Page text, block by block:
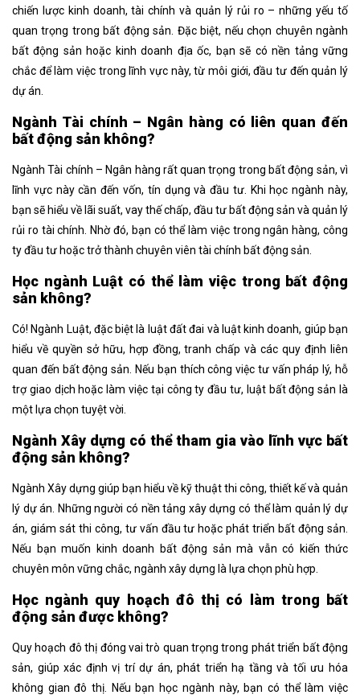
chiến lược kinh doanh, tài chính và quản lý rủi ro – những yếu tố
quan trọng trong bất động sản. Đặc biệt, nếu chọn chuyên ngành
bất động sản hoặc kinh doanh địa ốc, bạn sẽ có nền tảng vững
chắc để làm việc trong lĩnh vực này, từ môi giới, đầu tư đến quản lý
dự án.
Ngành Tài chính – Ngân hàng có liên quan đến
bất động sản không?
Ngành Tài chính – Ngân hàng rất quan trọng trong bất động sản, vì
lĩnh vực này cần đến vốn, tín dụng và đầu tư. Khi học ngành này,
bạn sẽ hiểu về lãi suất, vay thế chấp, đầu tư bất động sản và quản lý
rủi ro tài chính. Nhờ đó, bạn có thể làm việc trong ngân hàng, công
ty đầu tư hoặc trở thành chuyên viên tài chính bất động sản.
Học ngành Luật có thể làm việc trong bất động
sản không?
Có! Ngành Luật, đặc biệt là luật đất đai và luật kinh doanh, giúp bạn
hiểu về quyền sở hữu, hợp đồng, tranh chấp và các quy định liên
quan đến bất động sản. Nếu bạn thích công việc tư vấn pháp lý, hỗ
trợ giao dịch hoặc làm việc tại công ty đầu tư, luật bất động sản là
một lựa chọn tuyệt vời.
Ngành Xây dựng có thể tham gia vào lĩnh vực bất
động sản không?
Ngành Xây dựng giúp bạn hiểu về kỹ thuật thi công, thiết kế và quản
lý dự án. Những người có nền tảng xây dựng có thể làm quản lý dự
án, giám sát thi công, tư vấn đầu tư hoặc phát triển bất động sản.
Nếu bạn muốn kinh doanh bất động sản mà vẫn có kiến thức
chuyên môn vững chắc, ngành xây dựng là lựa chọn phù hợp.
Học ngành quy hoạch đô thị có làm trong bất
động sản được không?
Quy hoạch đô thị đóng vai trò quan trọng trong phát triển bất động
sản, giúp xác định vị trí dự án, phát triển hạ tầng và tối ưu hóa
không gian đô thị. Nếu bạn học ngành này, bạn có thể làm việc